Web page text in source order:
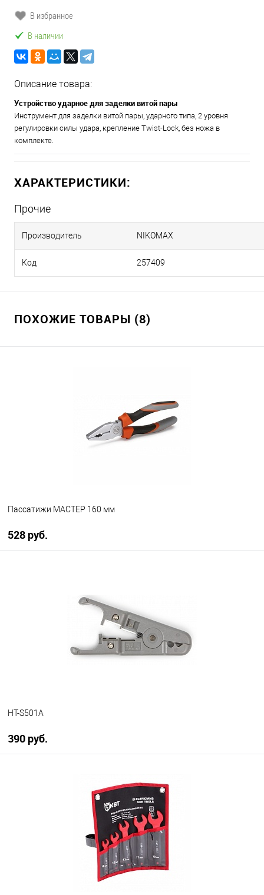
В избранное
В наличии
Описание товара:
Устройство ударное для заделки витой пары
Инструмент для заделки витой пары, ударного типа, 2 уровня
регулировки силы удара, крепление Twist-Lock, без ножа в
комплекте.
ХАРАКТЕРИСТИКИ:
Прочие
Производитель NIKOMAX
Код 257409
ПОХОЖИЕ ТОВАРЫ (8)
Пассатижи МАСТЕР 160 мм
528 руб.
HT-S501A
390 руб.
В наличии